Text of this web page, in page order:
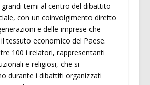
temi al centro del dibattito
con un coinvolgimento diretto
e delle imprese che
tessuto economico del Paese.
100 i relatori, rappresentanti
e religiosi, che si
durante i dibattiti organizzati